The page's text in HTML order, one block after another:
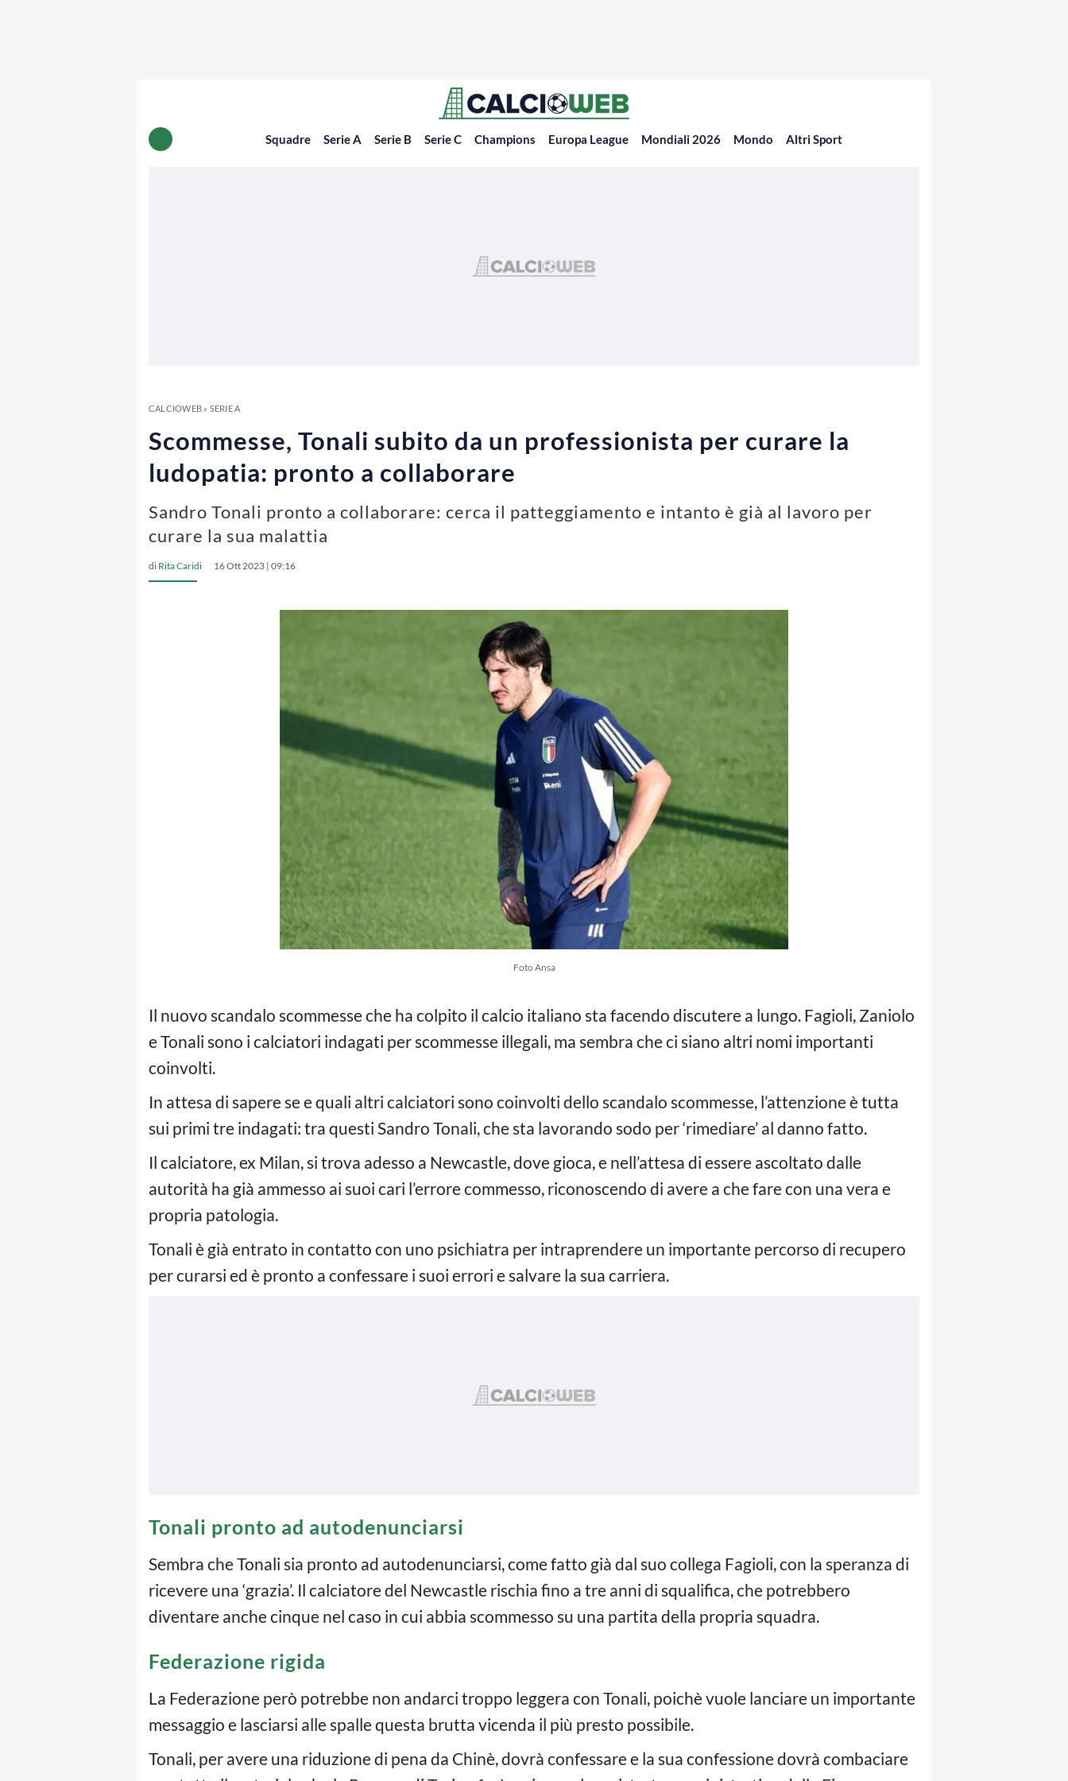
Squadre Serie A Serie B Serie C Champions Europa League Mondiali 2026 Mondo Altri Sport
CALCIOWEB» SERIE A
Scommesse, Tonali subito da un professionista per curare la
ludopatia: pronto a collaborare
Sandro Tonali pronto a collaborare: cerca il patteggiamento e intanto è già al lavoro per
curare la sua malattia
di Rita Caridi 16 Ott 2023 | 09:16
Foto Ansa
Il nuovo scandalo scommesse che ha colpito il calcio italiano sta facendo discutere a lungo. Fagioli, Zaniolo
e Tonali sono i calciatori indagati per scommesse illegali, ma sembra che ci siano altri nomi importanti
coinvolti.
In attesa di sapere se e quali altri calciatori sono coinvolti dello scandalo scommesse, l’attenzione è tutta
sui primi tre indagati: tra questi Sandro Tonali, che sta lavorando sodo per ‘rimediare’ al danno fatto.
Il calciatore, ex Milan, si trova adesso a Newcastle, dove gioca, e nell’attesa di essere ascoltato dalle
autorità ha già ammesso ai suoi cari l’errore commesso, riconoscendo di avere a che fare con una vera e
propria patologia.
Tonali è già entrato in contatto con uno psichiatra per intraprendere un importante percorso di recupero
per curarsi ed è pronto a confessare i suoi errori e salvare la sua carriera.
Tonali pronto ad autodenunciarsi
Sembra che Tonali sia pronto ad autodenunciarsi, come fatto già dal suo collega Fagioli, con la speranza di
ricevere una ‘grazia’. Il calciatore del Newcastle rischia fino a tre anni di squalifica, che potrebbero
diventare anche cinque nel caso in cui abbia scommesso su una partita della propria squadra.
Federazione rigida
La Federazione però potrebbe non andarci troppo leggera con Tonali, poichè vuole lanciare un importante
messaggio e lasciarsi alle spalle questa brutta vicenda il più presto possibile.
Tonali, per avere una riduzione di pena da Chinè, dovrà confessare e la sua confessione dovrà combaciare